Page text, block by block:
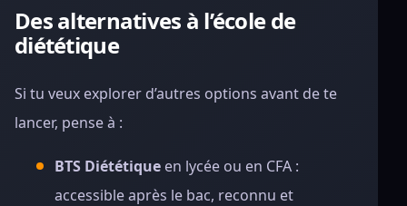
Des alternatives à l’école de
diététique
Si tu veux explorer d’autres options avant de te
lancer, pense à :
BTS Diététique en lycée ou en CFA :
accessible après le bac, reconnu et